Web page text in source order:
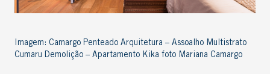
Imagem: Camargo Penteado Arquitetura – Assoalho Multistrato
Cumaru Demolição – Apartamento Kika foto Mariana Camargo